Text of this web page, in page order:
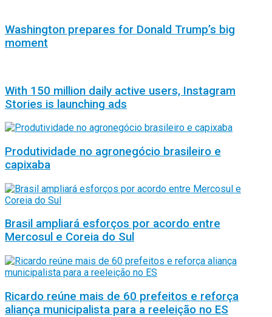
Washington prepares for Donald Trump’s big
moment
With 150 million daily active users, Instagram
Stories is launching ads
Produtividade no agronegócio brasileiro e
capixaba
Brasil ampliará esforços por acordo entre
Mercosul e Coreia do Sul
Ricardo reúne mais de 60 prefeitos e reforça
aliança municipalista para a reeleição no ES